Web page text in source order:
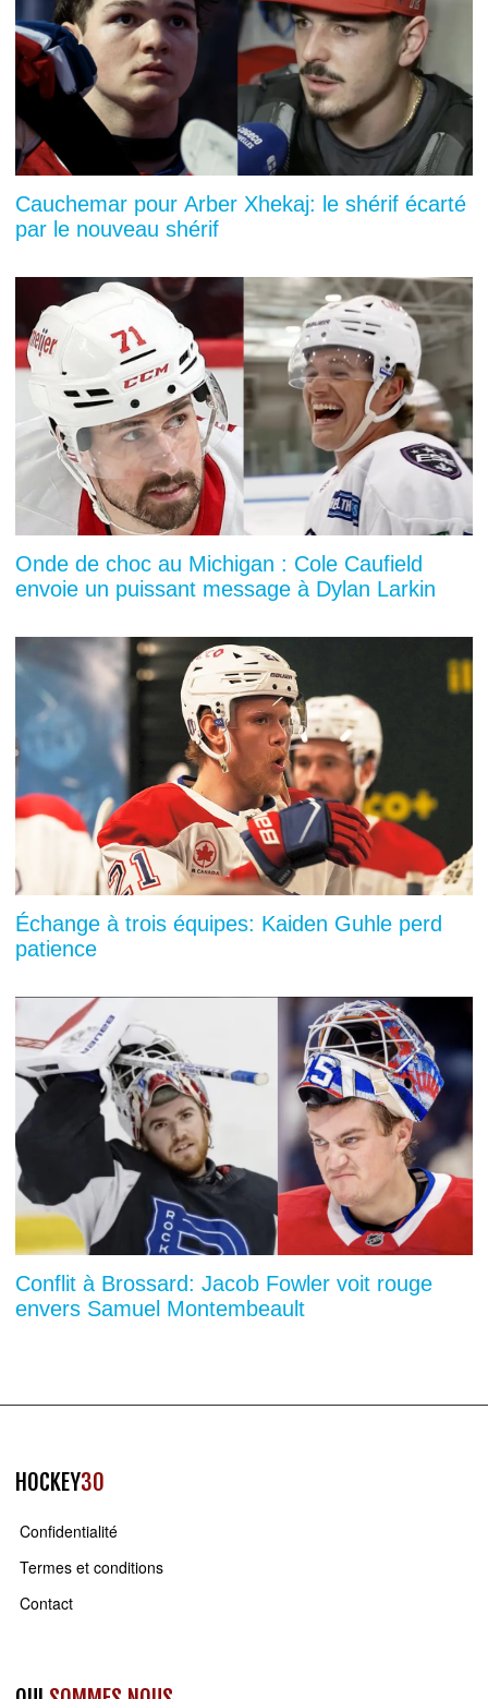
Cauchemar pour Arber Xhekaj: le shérif écarté
par le nouveau shérif
Onde de choc au Michigan : Cole Caufield
envoie un puissant message à Dylan Larkin
Échange à trois équipes: Kaiden Guhle perd
patience
Conflit à Brossard: Jacob Fowler voit rouge
envers Samuel Montembeault
HOCKEY30
Confidentialité
Termes et conditions
Contact